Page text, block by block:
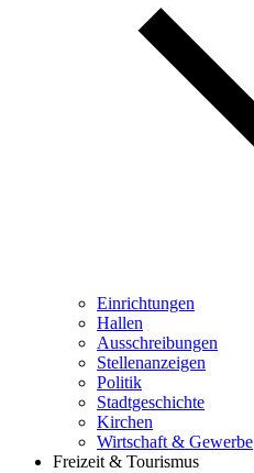
Einrichtungen
Hallen
Ausschreibungen
Stellenanzeigen
Politik
Stadtgeschichte
Kirchen
Wirtschaft & Gewerbe
Freizeit & Tourismus